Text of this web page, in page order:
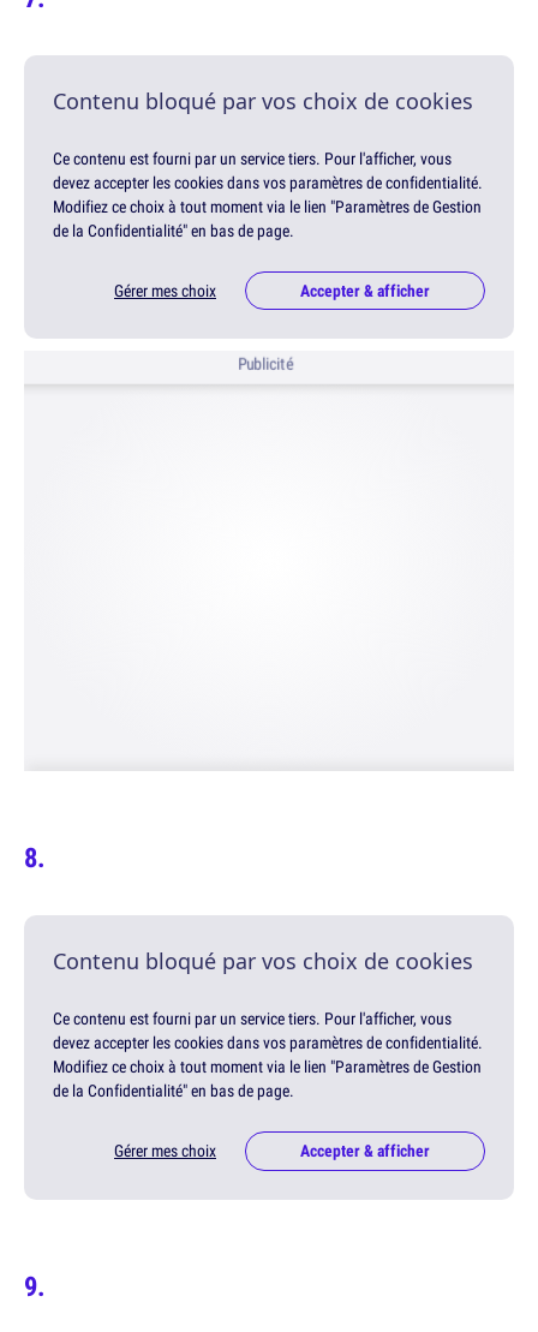
Contenu bloqué par vos choix de cookies
Ce contenu est fourni par un service tiers. Pour l'afficher, vous
devez accepter les cookies dans vos paramètres de confidentialité.
Modifiez ce choix à tout moment via le lien "Paramètres de Gestion
de la Confidentialité" en bas de page.
Gérer mes choix Accepter & afficher
Publicité
Contenu bloqué par vos choix de cookies
Ce contenu est fourni par un service tiers. Pour l'afficher, vous
devez accepter les cookies dans vos paramètres de confidentialité.
Modifiez ce choix à tout moment via le lien "Paramètres de Gestion
de la Confidentialité" en bas de page.
Gérer mes choix Accepter & afficher